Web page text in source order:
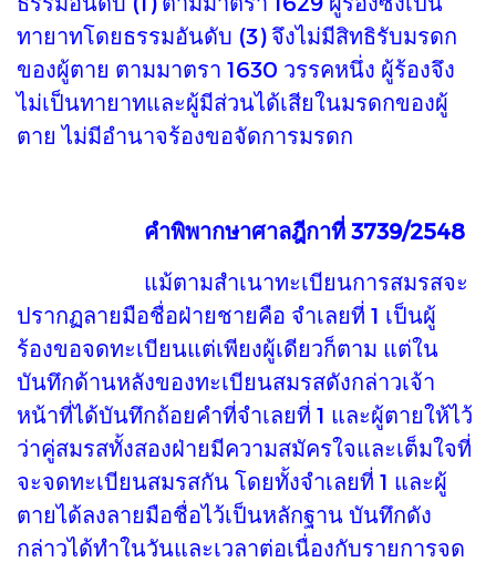
ทายาทโดยธรรมอันดับ (3) จึงไม่มีสิทธิรับมรดก
ของผู้ตาย ตามมาตรา 1630 วรรคหนึ่ง ผู้ร้องจึง
ไม่เป็นทายาทและผู้มีส่วนได้เสียในมรดกของผู้
ตาย ไม่มีอำนาจร้องขอจัดการมรดก
คำพิพากษาศาลฎีกาที่ 3739/2548
แม้ตามสำเนาทะเบียนการสมรสจะ
ปรากฏลายมือชื่อฝ่ายชายคือ จำเลยที่ 1 เป็นผู้
ร้องขอจดทะเบียนแต่เพียงผู้เดียวก็ตาม แต่ใน
บันทึกด้านหลังของทะเบียนสมรสดังกล่าวเจ้า
หน้าที่ได้บันทึกถ้อยคำที่จำเลยที่ 1 และผู้ตายให้ไว้
ว่าคู่สมรสทั้งสองฝ่ายมีความสมัครใจและเต็มใจที่
จะจดทะเบียนสมรสกัน โดยทั้งจำเลยที่ 1 และผู้
ตายได้ลงลายมือชื่อไว้เป็นหลักฐาน บันทึกดัง
กล่าวได้ทำในวันและเวลาต่อเนื่องกับรายการจด